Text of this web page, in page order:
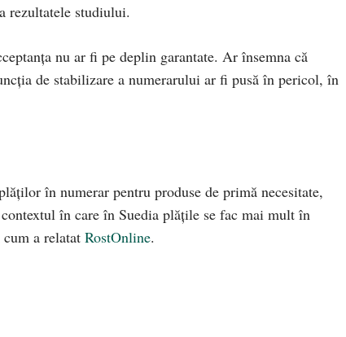
rezultatele studiului.
nu ar fi pe deplin garantate. Ar însemna că
de stabilizare a numerarului ar fi pusă în pericol, în
în numerar pentru produse de primă necesitate,
în care în Suedia plățile se fac mai mult în
a relatat RostOnline.